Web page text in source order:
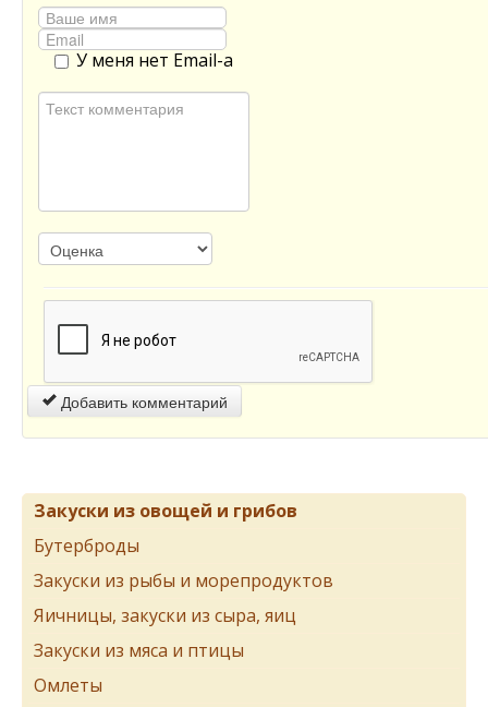
У меня нет Email-а
Добавить комментарий
Закуски из овощей и грибов
Бутерброды
Закуски из рыбы и морепродуктов
Яичницы, закуски из сыра, яиц
Закуски из мяса и птицы
Омлеты